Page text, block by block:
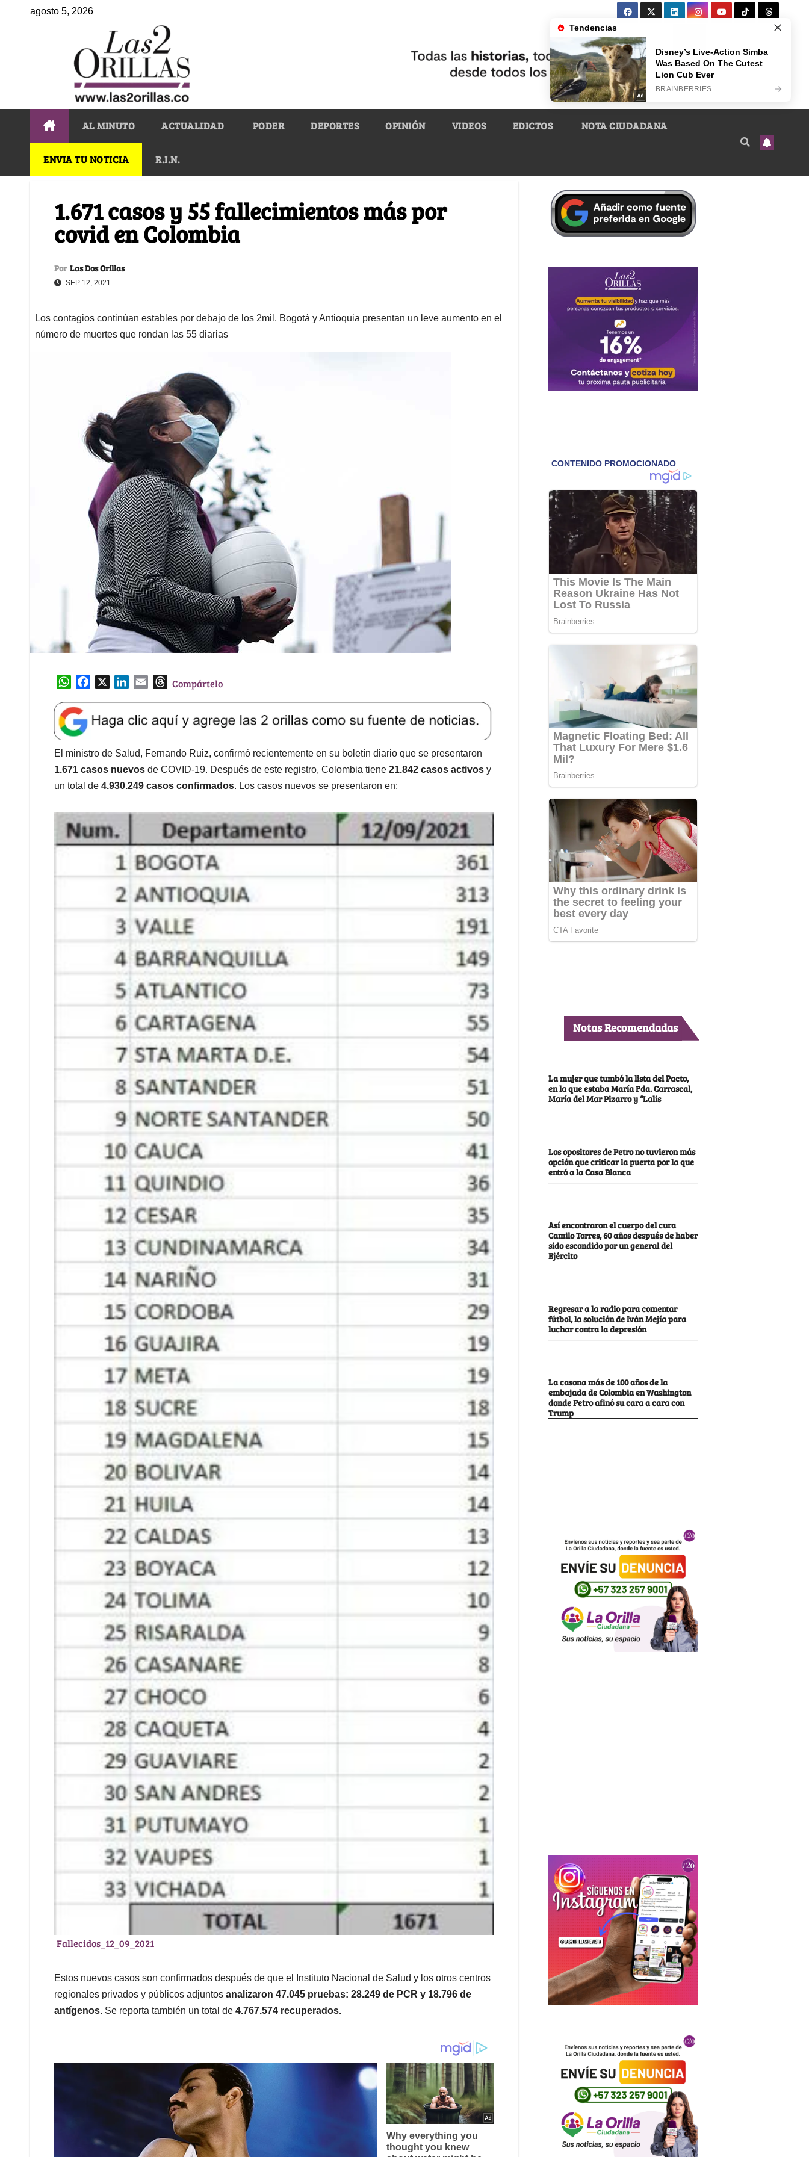
agosto 5, 2026
AL MINUTO ACTUALIDAD PODER DEPORTES OPINIÓN VIDEOS EDICTOS NOTA CIUDADANA
ENVIA TU NOTICIA R.I.N.
1.671 casos y 55 fallecimientos más por
covid en Colombia
Por Las Dos Orillas
SEP 12, 2021
Los contagios continúan estables por debajo de los 2mil. Bogotá y Antioquia presentan un leve aumento en el
número de muertes que rondan las 55 diarias
W
a
t
s
A
p
p
e
b
o
o
k
k
e
d
I
n
l
T
e
a
d
s
Compártelo
El ministro de Salud, Fernando Ruiz, confirmó recientemente en su boletín diario que se presentaron
1.671 casos nuevos de COVID-19. Después de este registro, Colombia tiene 21.842 casos activos y
un total de 4.930.249 casos confirmados. Los casos nuevos se presentaron en:
Fallecidos_12_09_2021
Estos nuevos casos son confirmados después de que el Instituto Nacional de Salud y los otros centros
regionales privados y públicos adjuntos analizaron 47.045 pruebas: 28.249 de PCR y 18.796 de
antígenos. Se reporta también un total de 4.767.574 recuperados.
Notas Recomendadas
La mujer que tumbó la lista del Pacto,
en la que estaba María Fda. Carrascal,
María del Mar Pizarro y “Lalis
Los opositores de Petro no tuvieron más
opción que criticar la puerta por la que
entró a la Casa Blanca
Así encontraron el cuerpo del cura
Camilo Torres, 60 años después de haber
sido escondido por un general del
Ejército
Regresar a la radio para comentar
fútbol, la solución de Iván Mejía para
luchar contra la depresión
La casona más de 100 años de la
embajada de Colombia en Washington
donde Petro afinó su cara a cara con
Trump